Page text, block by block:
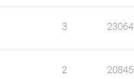
3 23064
2 20845